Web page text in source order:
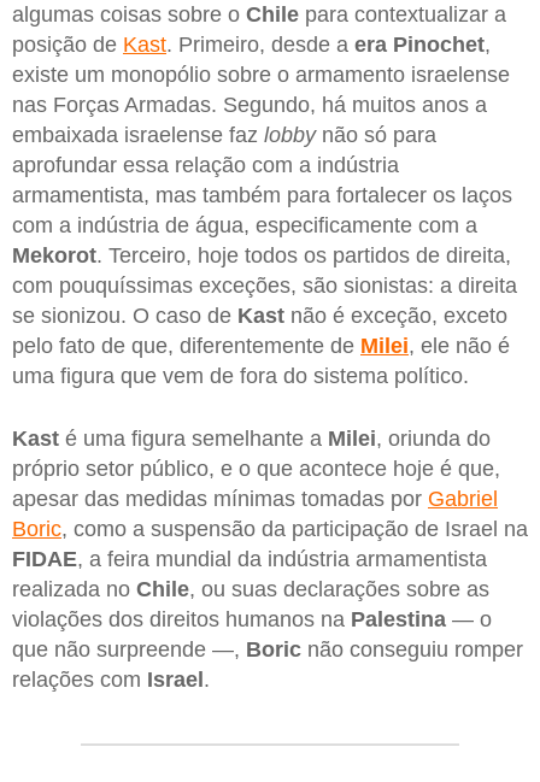
algumas coisas sobre o Chile para contextualizar a
posição de Kast. Primeiro, desde a era Pinochet,
existe um monopólio sobre o armamento israelense
nas Forças Armadas. Segundo, há muitos anos a
embaixada israelense faz lobbynão só para
aprofundar essa relação com a indústria
armamentista, mas também para fortalecer os laços
com a indústria de água, especificamente com a
Mekorot. Terceiro, hoje todos os partidos de direita,
com pouquíssimas exceções, são sionistas: a direita
se sionizou. O caso de Kast não é exceção, exceto
pelo fato de que, diferentemente de Milei, ele não é
uma figura que vem de fora do sistema político.
Kast é uma figura semelhante a Milei, oriunda do
próprio setor público, e o que acontece hoje é que,
apesar das medidas mínimas tomadas por Gabriel
Boric, como a suspensão da participação de Israel na
FIDAE, a feira mundial da indústria armamentista
realizada no Chile, ou suas declarações sobre as
violações dos direitos humanos na Palestina — o
que não surpreende —, Boric não conseguiu romper
relações com Israel.